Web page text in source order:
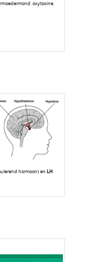
oxytocine,
hormoon) en LH